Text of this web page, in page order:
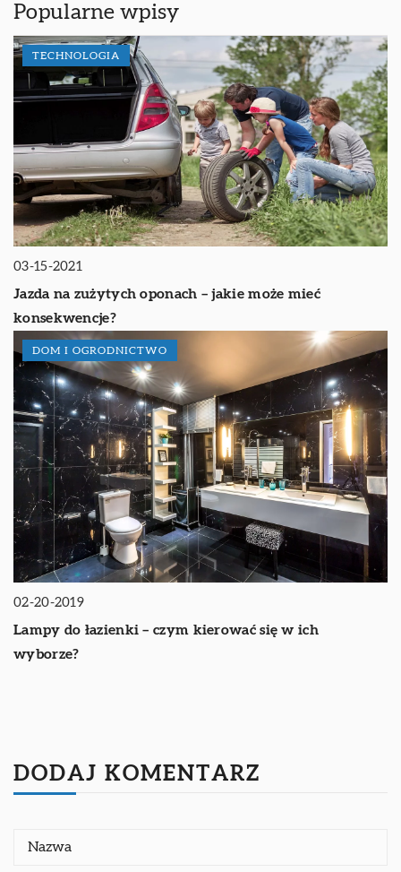
Popularne wpisy
TECHNOLOGIA
03-15-2021
Jazda na zużytych oponach – jakie może mieć
konsekwencje?
DOM I OGRODNICTWO
02-20-2019
Lampy do łazienki – czym kierować się w ich
wyborze?
DODAJ KOMENTARZ